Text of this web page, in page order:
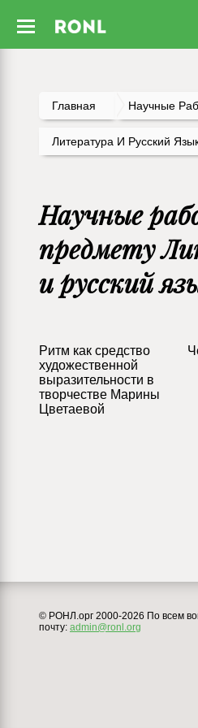
Главная Научные
Литература И Русский
Научные
предмету
и русский
Ритм как средство
художественной
выразительности в
творчестве Марины
Цветаевой
© РОНЛ.орг 2000-2026 По всем
почту: admin@ronl.org